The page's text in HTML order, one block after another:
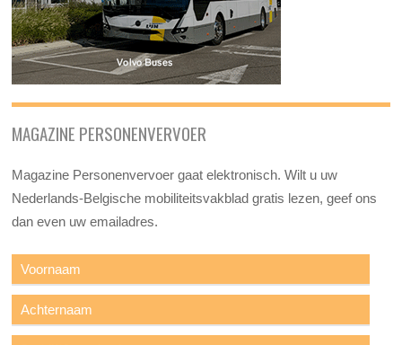
MAGAZINE PERSONENVERVOER
Magazine Personenvervoer gaat elektronisch. Wilt u uw
Nederlands-Belgische mobiliteitsvakblad gratis lezen, geef ons
dan even uw emailadres.